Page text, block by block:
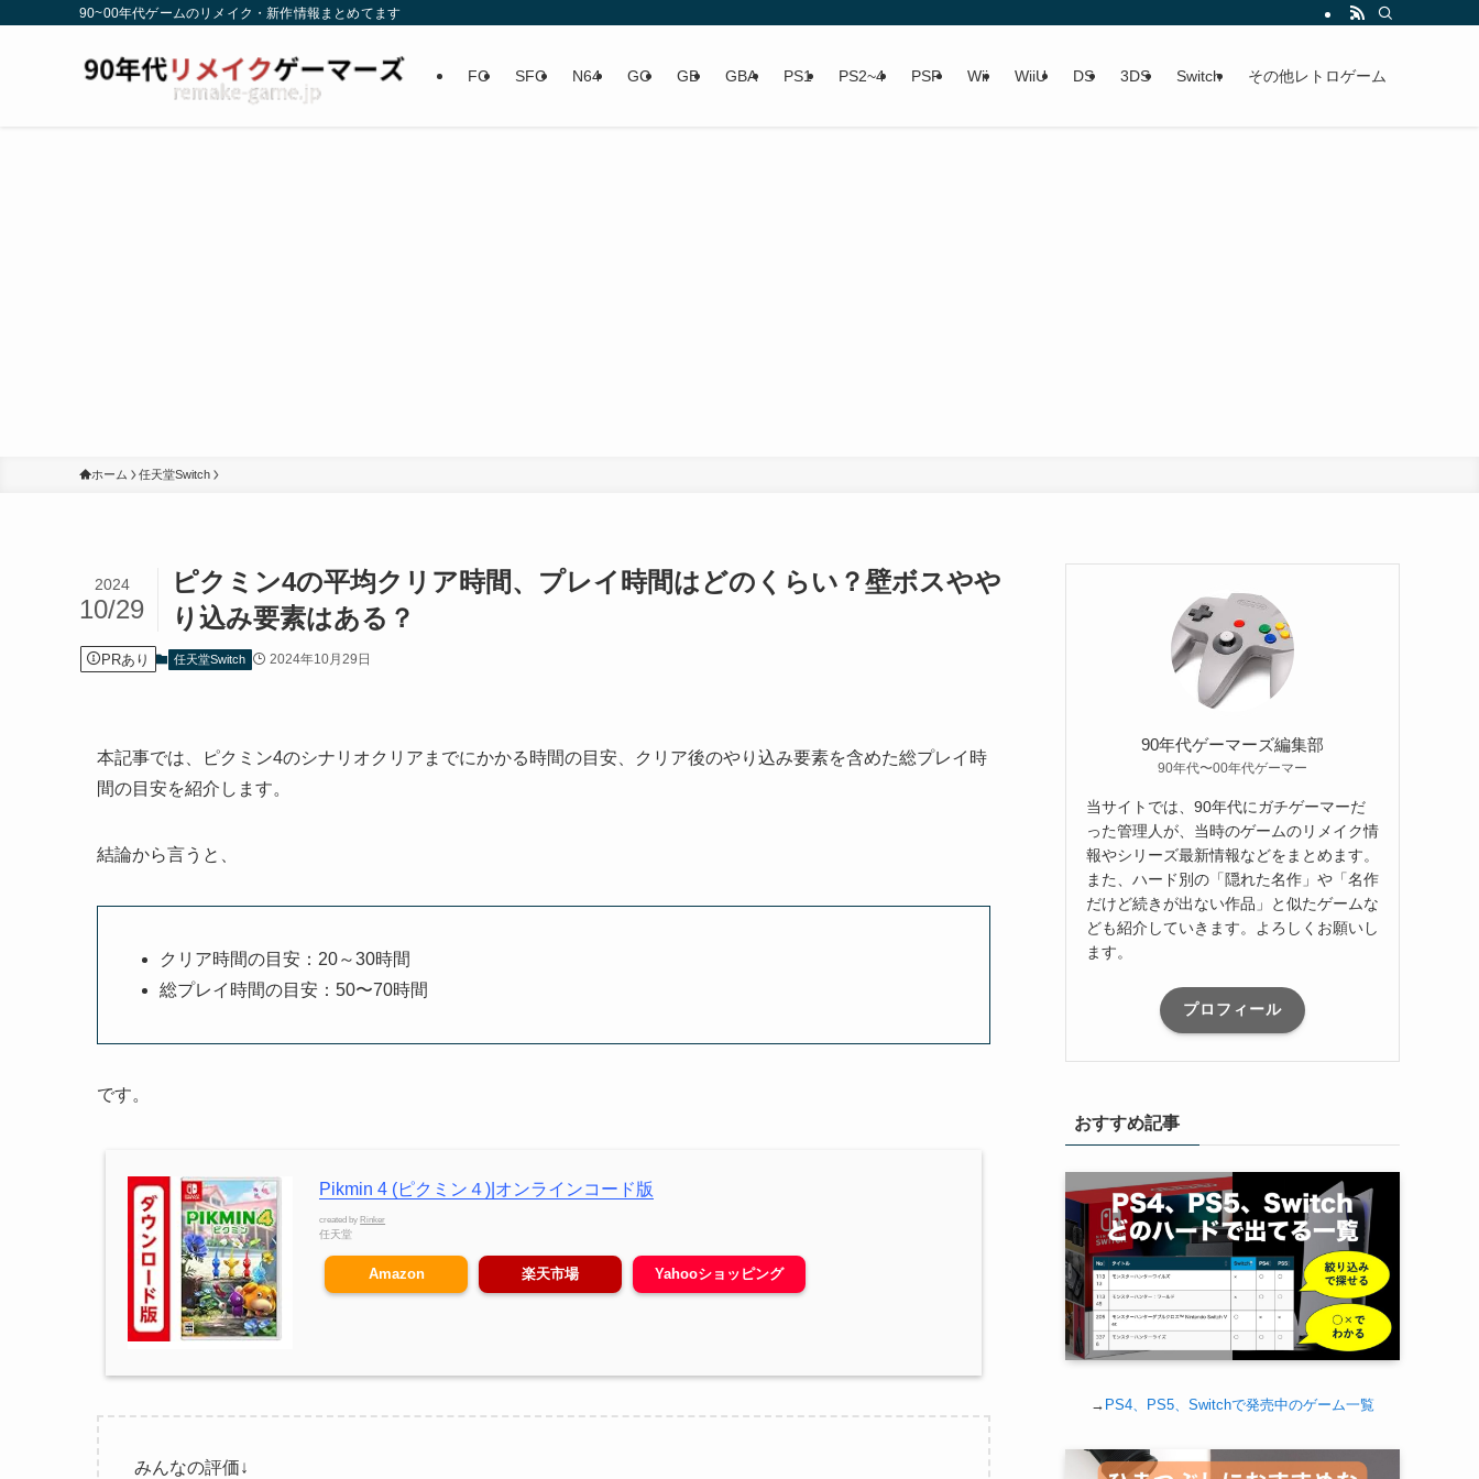
90~00年代ゲームのリメイク・新作情報まとめてます
FC SFC N64 GC GB GBA PS1 PS2~4 PSP Wii WiiU DS 3DS Switch その他レトロゲーム
ホーム 任天堂Switch
ピクミン4の平均クリア時間、プレイ時間はどのくらい？壁ボスやや
り込み要素はある？
2024
10/29
PRあり 任天堂Switch 2024年10月29日
本記事では、ピクミン4のシナリオクリアまでにかかる時間の目安、クリア後のやり込み要素を含めた総プレイ時
間の目安を紹介します。
結論から言うと、
クリア時間の目安：20～30時間
総プレイ時間の目安：50〜70時間
です。
Pikmin 4 (ピクミン４)|オンラインコード版
created by Rinker
任天堂
Amazon 楽天市場 Yahooショッピング
みんなの評価↓
90年代ゲーマーズ編集部
90年代〜00年代ゲーマー
当サイトでは、90年代にガチゲーマーだ
った管理人が、当時のゲームのリメイク情
報やシリーズ最新情報などをまとめます。
また、ハード別の「隠れた名作」や「名作
だけど続きが出ない作品」と似たゲームな
ども紹介していきます。よろしくお願いし
ます。
プロフィール
おすすめ記事
→ PS4、PS5、Switchで発売中のゲーム一覧